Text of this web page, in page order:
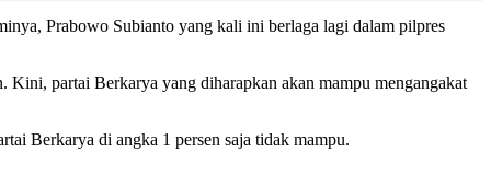
Prabowo Subianto yang kali ini berlaga lagi dalam pilpres
partai Berkarya yang diharapkan akan mampu mengangakat
Berkarya di angka 1 persen saja tidak mampu.